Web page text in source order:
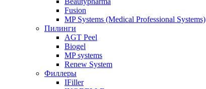
Fusion
MP Systems (Medical Professional Systems)
Пилинги
AGT Peel
Biogel
MP systems
Renew System
Филлеры
IFiller